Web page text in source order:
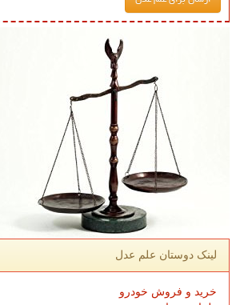
لینک دوستان علم عدل
خرید و فروش خودرو